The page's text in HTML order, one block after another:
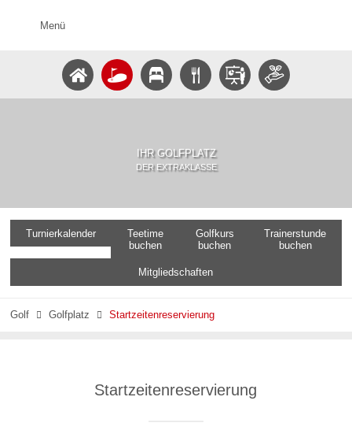
Menü
IHR GOLFPLATZ
DER EXTRAKLASSE
Turnierkalender
Teetime
buchen
Golfkurs
buchen
Trainerstunde
buchen
Mitgliedschaften
Golf  Golfplatz  Startzeitenreservierung
Startzeitenreservierung